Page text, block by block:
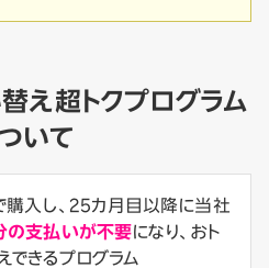
え超トクプログラム
いて
入し、25カ月目以降に当社
の支払いが不要になり、おト
できるプログラム